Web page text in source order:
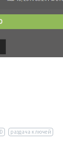
раздача ключей